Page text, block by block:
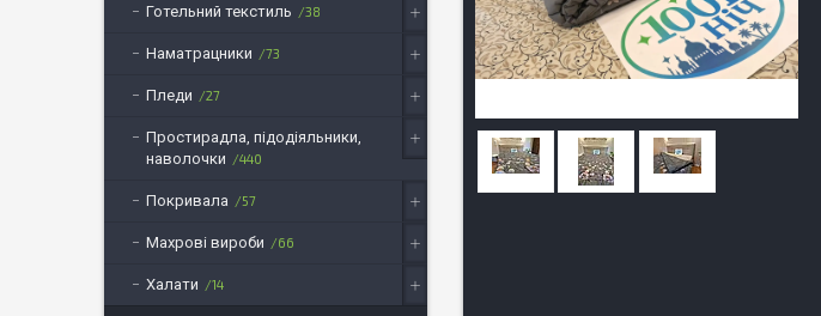
Готельний текстиль 38
Наматрацники 73
Пледи 27
Простирадла, підодіяльники,
наволочки
440
Покривала 57
Махрові вироби 66
Халати 14